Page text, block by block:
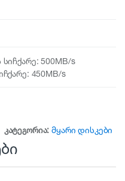
სიჩქარე: 500MB/s
450MB/s
კატეგორია:მყარი დისკები